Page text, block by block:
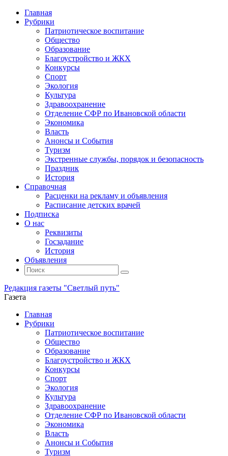
Главная
Рубрики
Патриотическое воспитание
Общество
Образование
Благоустройство и ЖКХ
Конкурсы
Спорт
Экология
Культура
Здравоохранение
Отделение СФР по Ивановской области
Экономика
Власть
Анонсы и События
Туризм
Экстренные службы, порядок и безопасность
Праздник
История
Справочная
Расценки на рекламу и объявления
Расписание детских врачей
Подписка
О нас
Реквизиты
Госзадание
История
Объявления
Поиск
Искать:
Поиск
Редакция газеты "Светлый путь"
Газета
Промотать
содержимому
Главная
Рубрики
Патриотическое воспитание
Общество
Образование
Благоустройство и ЖКХ
Конкурсы
Спорт
Экология
Культура
Здравоохранение
Отделение СФР по Ивановской области
Экономика
Власть
Анонсы и События
Туризм